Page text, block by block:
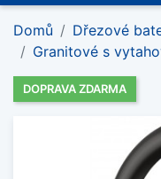
Domů
Dřezové
Granitové s
DOPRAVA ZDARMA